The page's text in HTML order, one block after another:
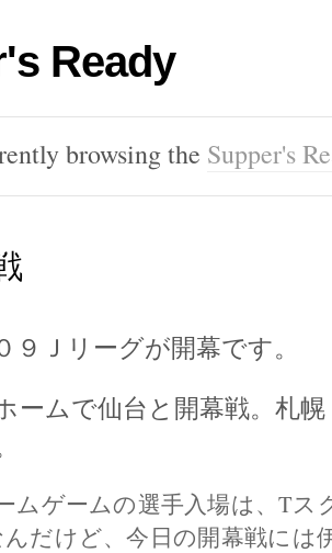
Ready
browsing the Supper's
９Ｊリーグが開幕です。
ームで仙台と開幕戦。札
ムゲームの選手入場は、Tス
んだけど、今日の開幕戦には